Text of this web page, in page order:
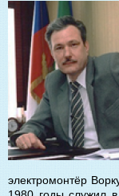
электромонтёр